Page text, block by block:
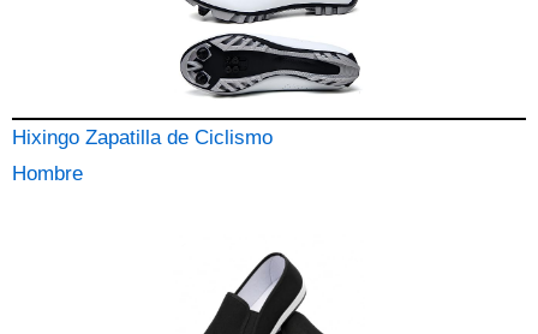
Hixingo Zapatilla de Ciclismo
Hombre